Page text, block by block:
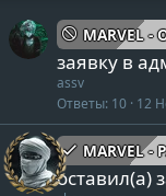
MARVEL
заявку в
assv
Ответы 10 12
v
i
e
MARVEL
оставил(а)